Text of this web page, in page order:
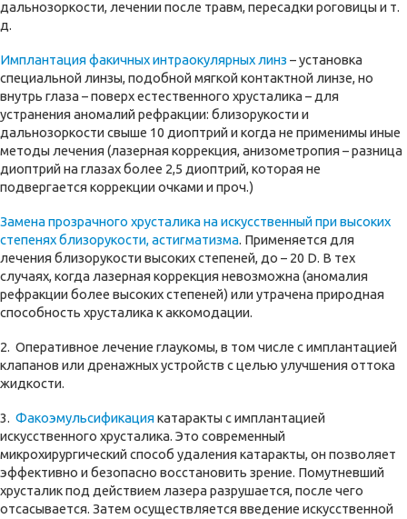
дальнозоркости, лечении после травм, пересадки роговицы и т.
д.
Имплантация факичных интраокулярных линз – установка
специальной линзы, подобной мягкой контактной линзе, но
внутрь глаза – поверх естественного хрусталика – для
устранения аномалий рефракции: близорукости и
дальнозоркости свыше 10 диоптрий и когда не применимы иные
методы лечения (лазерная коррекция, анизометропия – разница
диоптрий на глазах более 2,5 диоптрий, которая не
подвергается коррекции очками и проч.)
Замена прозрачного хрусталика на искусственный при высоких
степенях близорукости, астигматизма. Применяется для
лечения близорукости высоких степеней, до – 20 D. В тех
случаях, когда лазерная коррекция невозможна (аномалия
рефракции более высоких степеней) или утрачена природная
способность хрусталика к аккомодации.
2. Оперативное лечение глаукомы, в том числе с имплантацией
клапанов или дренажных устройств с целью улучшения оттока
жидкости.
3. Факоэмульсификациякатаракты с имплантацией
искусственного хрусталика. Это современный
микрохирургический способ удаления катаракты, он позволяет
эффективно и безопасно восстановить зрение. Помутневший
хрусталик под действием лазера разрушается, после чего
отсасывается. Затем осуществляется введение искусственной